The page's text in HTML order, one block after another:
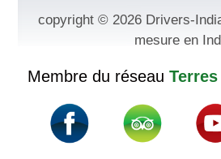
copyright © 2026 Drivers-
mesure en
Membre du réseau